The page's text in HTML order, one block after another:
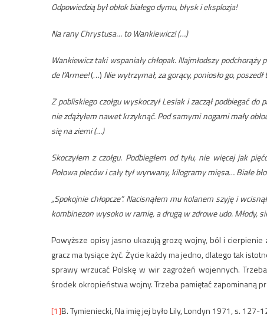
Odpowiedzią był obłok białego dymu, błysk i eksplozja!
Na rany Chrystusa… to Wankiewicz! (…)
Wankiewicz taki wspaniały chłopak. Najmłodszy
de l’Armee!(…) Nie wytrzymał, za gorący, poniosło go,
Z pobliskiego czołgu wyskoczył Lesiak i zaczął podbiegać
nie zdążyłem nawet krzyknąć. Pod samymi nogami mały
się na ziemi (…)
Skoczyłem z czołgu. Podbiegłem od tyłu, nie więcej jak
Połowa pleców i cały tył wyrwany, kilogramy mięsa… Białe
„Spokojnie chłopcze”.Nacisnąłem mu kolanem szyję i
kombinezon wysoko w ramię, a drugą w zdrowe udo. Młody,
Powyższe opisy jasno ukazują grozę wojny, ból i
gracz ma tysiące żyć. Życie każdy ma jedno, dlatego tak
sprawy wrzucać Polskę w wir zagrożeń wojennych.
środek okropieństwa wojny. Trzeba pamiętać zapominaną
[1]B. Tymieniecki, Na imię jej było Lily, Londyn 1971, s. 127-